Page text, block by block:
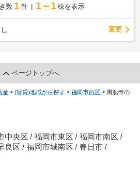
数 1 件 1～1 棟を表示
変更
ページトップへ
産 > (賃貸)地域から探す > 福岡市西区 > 周船寺の
中央区 / 福岡市東区 / 福岡市南区 /
良区 / 福岡市城南区 / 春日市 /